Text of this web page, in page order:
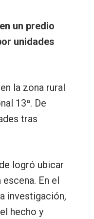
un predio
unidades
la zona rural
13ª. De
tras
logró ubicar
En el
investigación,
hecho y